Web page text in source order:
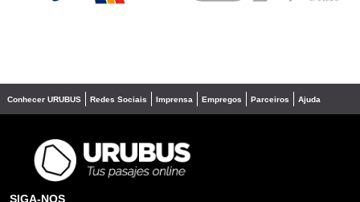
Conhecer URUBUS Redes Sociais Imprensa Empregos Parceiros Ajuda
SIGA-NOS